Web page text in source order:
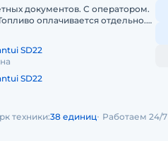
документов. С оператором.
оплачивается отдельно.
SD22
SD22
техники:38 единиц Работаем 24/7